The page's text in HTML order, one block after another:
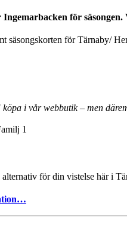
för
säsongskorten för Tärnaby/
i vår webbutik – men
för din vistelse här i